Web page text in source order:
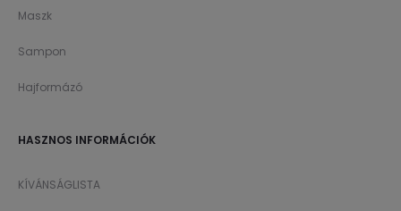
Maszk
Sampon
Hajformázó
HASZNOS INFORMÁCIÓK
KÍVÁNSÁGLISTA